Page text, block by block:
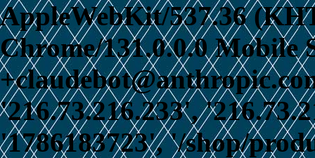
AppleWebKit/537.36
Chrome/131.0.0.0 Mobile
'216.73.216.233',
'1786183723', '/shop/